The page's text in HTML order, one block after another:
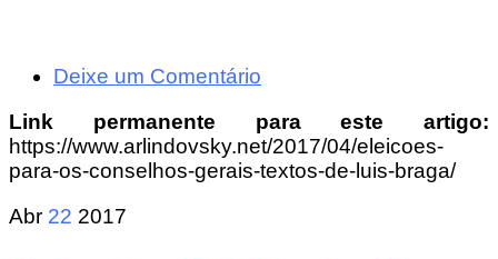
Deixe um Comentário
Link permanente para este artigo:
https://www.arlindovsky.net/2017/04/eleicoes-
para-os-conselhos-gerais-textos-de-luis-braga/
Abr 22 2017